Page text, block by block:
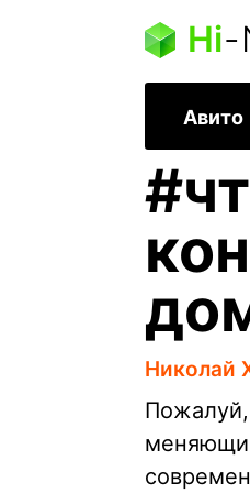
Hi-
Авито
#
Николай
Пожалуй,